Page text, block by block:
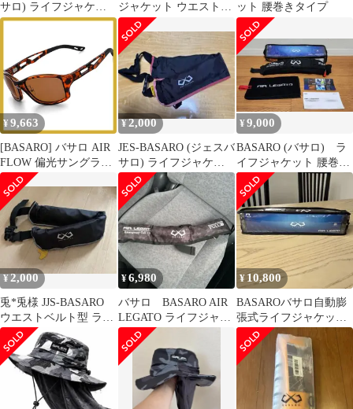
サロ) ライフジャケッ
ト 手動膨張式
ジャケット ウエストベ
ルトタイプ２個セット
ット 腰巻きタイプ
¥ 9,663
[BASARO] バサロ AIR
FLOW 偏光サングラス
サングラス 釣り メンズ
レディース 運転用 軽量
B-Lifeglass-Flow01サイ
ズ:フリー (鼈甲(茶)) 0
¥2,000
JES-BASARO (ジェスバ
サロ) ライフジャケッ
ト 手動膨張式
¥9,000
BASARO (バサロ) ラ
イフジャケット 腰巻き
タイプ 桜マーク
¥2,000
兎*兎様 JJS-BASARO
ウエストベルト型 ライ
フジャケット
¥6,980
バサロ BASARO AIR
LEGATO ライフジャケ
ット 腰巻きタイプ
¥ 10,800
BASAROバサロ自動膨
張式ライフジャケット
B-LifeJac-XH01桜マー
ク